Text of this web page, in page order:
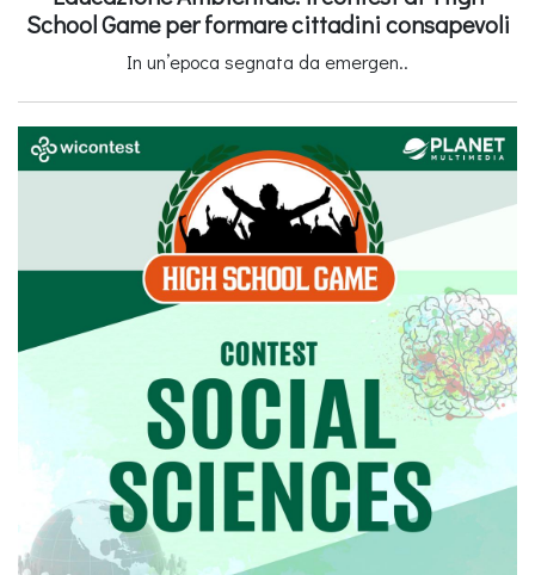
School Game per formare cittadini consapevoli
In un’epoca segnata da emergen..